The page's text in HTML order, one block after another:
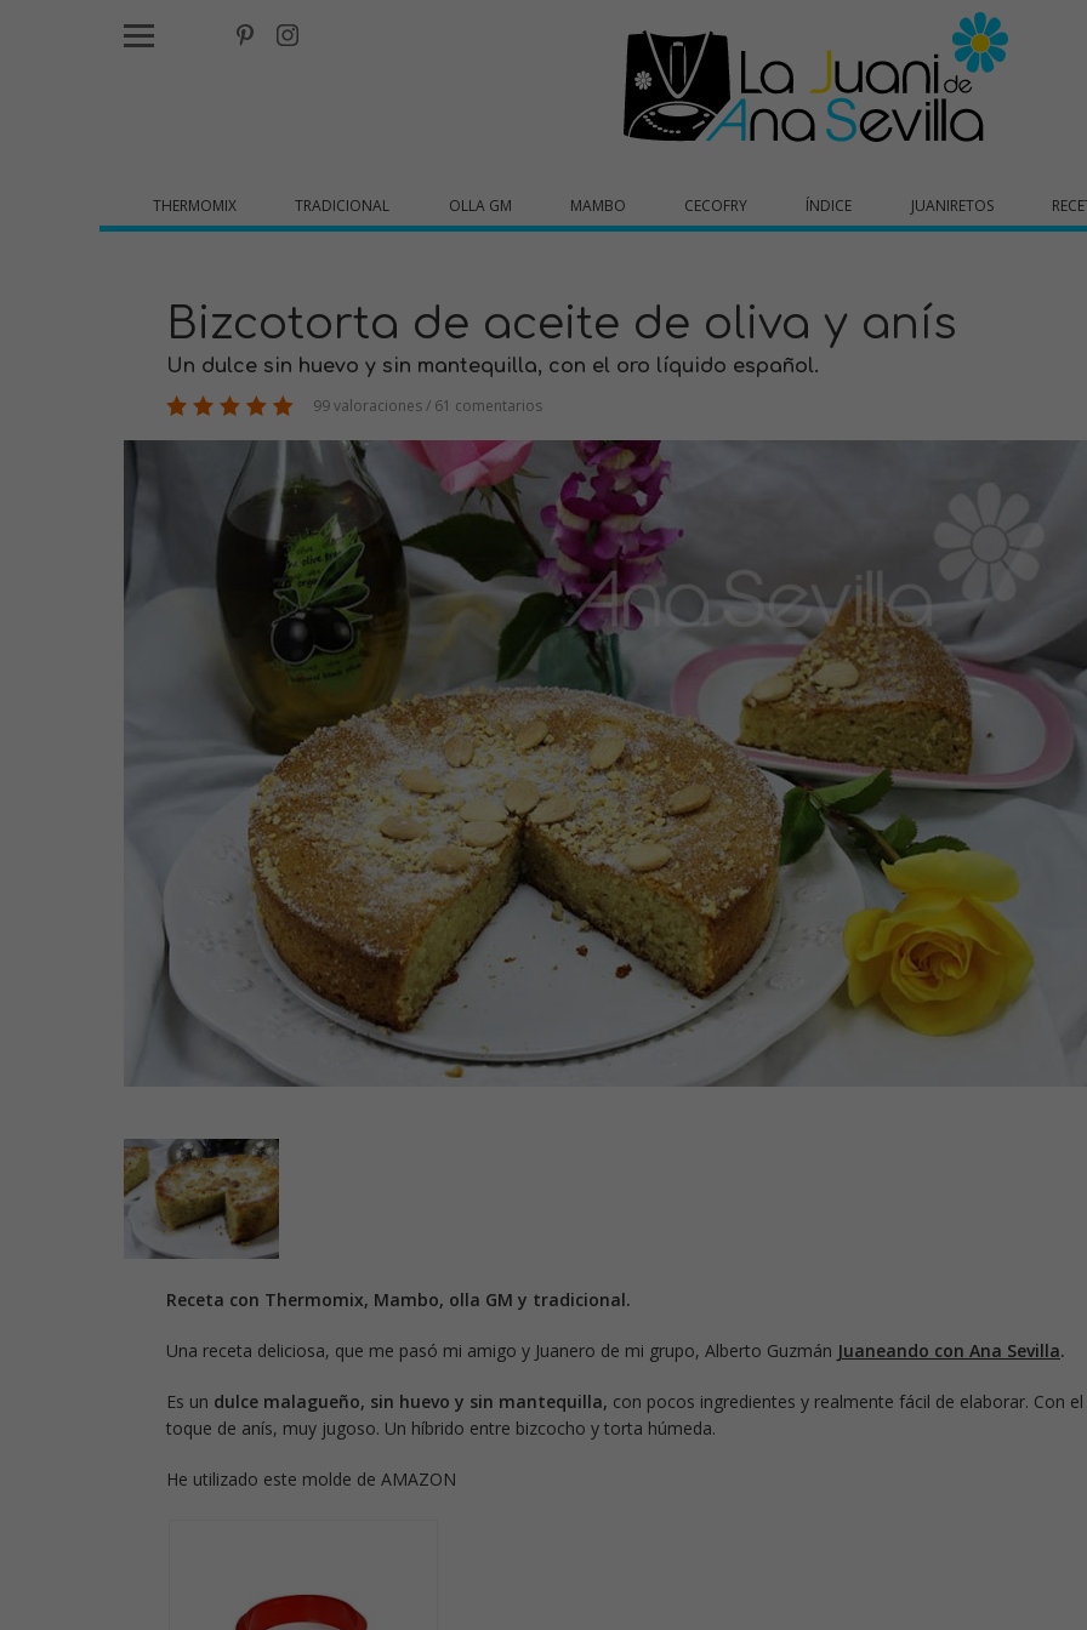
THERMOMIX TRADICIONAL OLLA GM MAMBO CECOFRY ÍNDICE JUANIRETOS
Bizcotorta de aceite de oliva y anís
Un dulce sin huevo y sin mantequilla, con el oro líquido español.
99 valoraciones / 61 comentarios
Receta con Thermomix, Mambo, olla GM y tradicional.
Una receta deliciosa, que me pasó mi amigo y Juanero de mi grupo, Alberto Guzmán Juaneando con Ana Sevilla.
Es un dulce malagueño, sin huevo y sin mantequilla, con pocos ingredientes y realmente fácil de elaborar. Con el
toque de anís, muy jugoso. Un híbrido entre bizcocho y torta húmeda.
He utilizado este molde de AMAZON